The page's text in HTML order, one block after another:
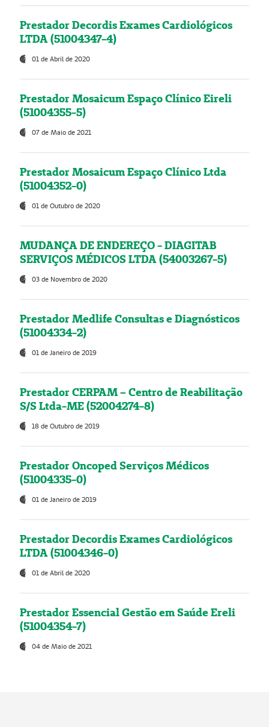
Prestador Decordis Exames Cardiológicos
LTDA (51004347-4)
01 de Abril de 2020
Prestador Mosaicum Espaço Clínico Eireli
(51004355-5)
07 de Maio de 2021
Prestador Mosaicum Espaço Clínico Ltda
(51004352-0)
01 de Outubro de 2020
MUDANÇA DE ENDEREÇO - DIAGITAB
SERVIÇOS MÉDICOS LTDA (54003267-5)
03 de Novembro de 2020
Prestador Medlife Consultas e Diagnósticos
(51004334-2)
01 de Janeiro de 2019
Prestador CERPAM – Centro de Reabilitação
S/S Ltda-ME (52004274-8)
18 de Outubro de 2019
Prestador Oncoped Serviços Médicos
(51004335-0)
01 de Janeiro de 2019
Prestador Decordis Exames Cardiológicos
LTDA (51004346-0)
01 de Abril de 2020
Prestador Essencial Gestão em Saúde Ereli
(51004354-7)
04 de Maio de 2021